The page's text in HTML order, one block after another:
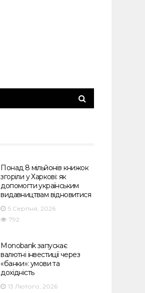
Понад 8 мільйонів книжок
згоріли у Харкові: як
допомогти українським
видавництвам відновитися
5 Серпня, 2026
792
Monobank запускає
валютні інвестиції через
«банки»: умови та
дохідність
13 Лютого, 2026